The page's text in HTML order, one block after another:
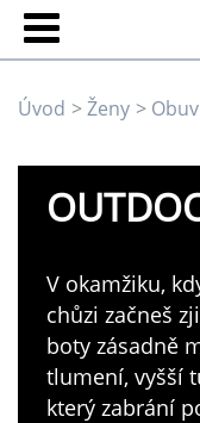
Úvod Ženy
V okamžiku,
chůzi začneš
boty zásadně
tlumení, vyšší
který zabrání